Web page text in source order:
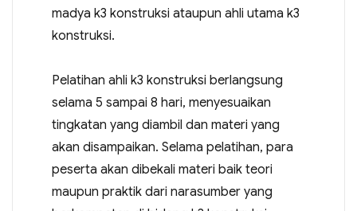
madya k3 konstruksi ataupun ahli utama k3
konstruksi.
Pelatihan ahli k3 konstruksi berlangsung
selama 5 sampai 8 hari, menyesuaikan
tingkatan yang diambil dan materi yang
akan disampaikan. Selama pelatihan, para
peserta akan dibekali materi baik teori
maupun praktik dari narasumber yang